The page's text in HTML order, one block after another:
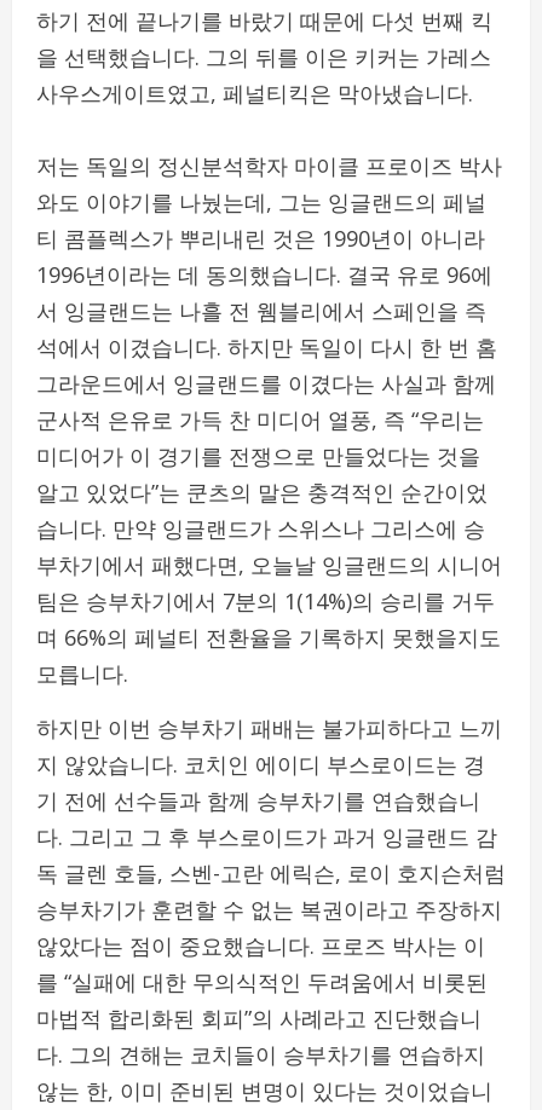
하기 전에 끝나기를 바랐기 때문에 다섯 번째 킥
을 선택했습니다. 그의 뒤를 이은 키커는 가레스
사우스게이트였고, 페널티킥은 막아냈습니다.
저는 독일의 정신분석학자 마이클 프로이즈 박사
와도 이야기를 나눴는데, 그는 잉글랜드의 페널
티 콤플렉스가 뿌리내린 것은 1990년이 아니라
1996년이라는 데 동의했습니다. 결국 유로 96에
서 잉글랜드는 나흘 전 웸블리에서 스페인을 즉
석에서 이겼습니다. 하지만 독일이 다시 한 번 홈
그라운드에서 잉글랜드를 이겼다는 사실과 함께
군사적 은유로 가득 찬 미디어 열풍, 즉 “우리는
미디어가 이 경기를 전쟁으로 만들었다는 것을
알고 있었다”는 쿤츠의 말은 충격적인 순간이었
습니다. 만약 잉글랜드가 스위스나 그리스에 승
부차기에서 패했다면, 오늘날 잉글랜드의 시니어
팀은 승부차기에서 7분의 1(14%)의 승리를 거두
며 66%의 페널티 전환율을 기록하지 못했을지도
모릅니다.
하지만 이번 승부차기 패배는 불가피하다고 느끼
지 않았습니다. 코치인 에이디 부스로이드는 경
기 전에 선수들과 함께 승부차기를 연습했습니
다. 그리고 그 후 부스로이드가 과거 잉글랜드 감
독 글렌 호들, 스벤-고란 에릭슨, 로이 호지슨처럼
승부차기가 훈련할 수 없는 복권이라고 주장하지
않았다는 점이 중요했습니다. 프로즈 박사는 이
를 “실패에 대한 무의식적인 두려움에서 비롯된
마법적 합리화된 회피”의 사례라고 진단했습니
다. 그의 견해는 코치들이 승부차기를 연습하지
않는 한, 이미 준비된 변명이 있다는 것이었습니